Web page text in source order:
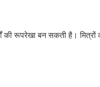
की रूपरेखा बन सकती है। मित्रों